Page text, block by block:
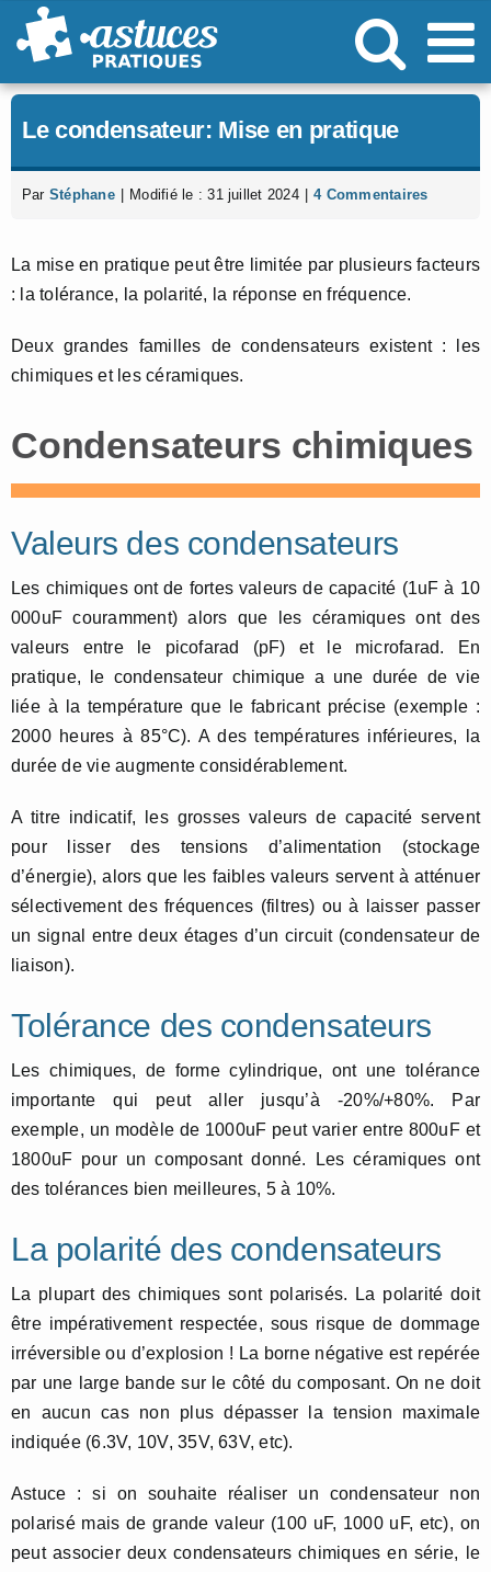
Passer
au
Le condensateur: Mise en pratique
Par Stéphane Modifié le : 31 juillet 2024 4 Commentaires
La mise en pratique peut être limitée par plusieurs facteurs
: la tolérance, la polarité, la réponse en fréquence.
Deux grandes familles de condensateurs existent : les
chimiques et les céramiques.
Condensateurs chimiques
Valeurs des condensateurs
Les chimiques ont de fortes valeurs de capacité (1uF à 10
000uF couramment) alors que les céramiques ont des
valeurs entre le picofarad (pF) et le microfarad. En
pratique, le condensateur chimique a une durée de vie
liée à la température que le fabricant précise (exemple :
2000 heures à 85°C). A des températures inférieures, la
durée de vie augmente considérablement.
A titre indicatif, les grosses valeurs de capacité servent
pour lisser des tensions d’alimentation (stockage
d’énergie), alors que les faibles valeurs servent à atténuer
sélectivement des fréquences (filtres) ou à laisser passer
un signal entre deux étages d’un circuit (condensateur de
liaison).
Tolérance des condensateurs
Les chimiques, de forme cylindrique, ont une tolérance
importante qui peut aller jusqu’à -20%/+80%. Par
exemple, un modèle de 1000uF peut varier entre 800uF et
1800uF pour un composant donné. Les céramiques ont
des tolérances bien meilleures, 5 à 10%.
La polarité des condensateurs
La plupart des chimiques sont polarisés. La polarité doit
être impérativement respectée, sous risque de dommage
irréversible ou d’explosion ! La borne négative est repérée
par une large bande sur le côté du composant. On ne doit
en aucun cas non plus dépasser la tension maximale
indiquée (6.3V, 10V, 35V, 63V, etc).
Astuce : si on souhaite réaliser un condensateur non
polarisé mais de grande valeur (100 uF, 1000 uF, etc), on
peut associer deux condensateurs chimiques en série, le